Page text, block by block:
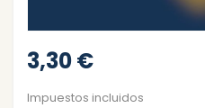
3,30 €
Impuestos incluidos